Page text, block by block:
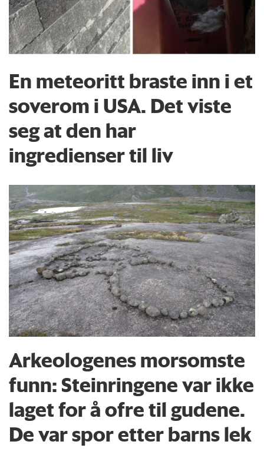
En meteoritt braste inn i et
soverom i USA. Det viste
seg at den har
ingredienser til liv
Arkeologenes morsomste
funn: Steinringene var ikke
laget for å ofre til gudene.
De var spor etter barns lek